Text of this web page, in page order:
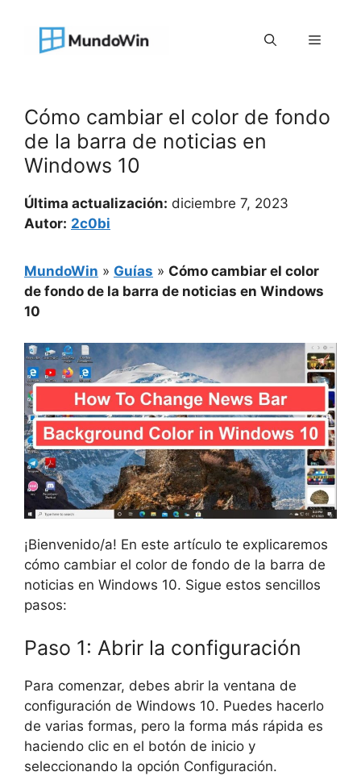
contenido
Menú
Cómo cambiar el color de fondo
de la barra de noticias en
Windows 10
Última actualización: diciembre 7, 2023
Autor: 2c0bi
MundoWin » Guías » Cómo cambiar el color
de fondo de la barra de noticias en Windows
10
¡Bienvenido/a! En este artículo te explicaremos
cómo cambiar el color de fondo de la barra de
noticias en Windows 10. Sigue estos sencillos
pasos:
Paso 1: Abrir la configuración
Para comenzar, debes abrir la ventana de
configuración de Windows 10. Puedes hacerlo
de varias formas, pero la forma más rápida es
haciendo clic en el botón de inicio y
seleccionando la opción Configuración.